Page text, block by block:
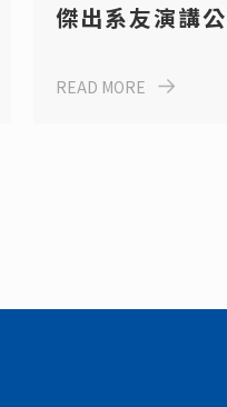
傑出系友演講
READ MORE